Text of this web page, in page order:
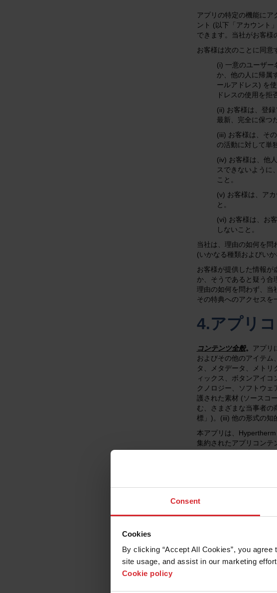
Consent
Cookies
By clicking “Accept All Cookies”, you
site usage, and assist in our marketing
Cookie policy
アプリの特定の機能に
ント (以下「アカウント
できます。当社がお客様
お客様は次のことに同意
(i) 一意のユーザー
か、他の人に帰属
ールアドレス) を
ドレスの使用を拒
(ii) お客様は、登
最新、完全に保つ
(iii) お客様は、そ
の活動に対して単
(iv) お客様は、他
スできないように
こと。
(v) お客様は、ア
と。
(vi) お客様は、お
しないこと。
当社は、理由の如何を問
(いかなる種類およびい
お客様が提供した情報
か、そうであると疑う合
理由の如何を問わず、当
その特典へのアクセスを
4.アプリ
コンテンツ全般。
アプリ
およびその他のアイテ
タ、メタデータ、メト
ィックス、ボタンアイ
クノロジー、ソフトウ
護された素材 (ソースコ
む、さまざまな当事者の
標」)。(iii) 他の形式の知
本アプリは、
集約されたアプリコンテ
アプリコンテンツは、
または提供を含め、い
アプリコンテンツの性
り、そのようなすべての
は、いかなる目的にお
役、従業員、請負業者
を否認し、アプリコン
所有権
アプリ (過去、
Hypertherm、当社のラ
よびアプリを通じて利
Hypertherm または当社